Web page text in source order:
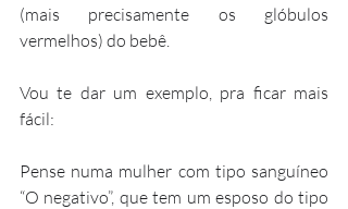
(mais precisamente os glóbulos
vermelhos) do bebê.
Vou te dar um exemplo, pra ficar mais
fácil:
Pense numa mulher com tipo sanguíneo
“O negativo”, que tem um esposo do tipo